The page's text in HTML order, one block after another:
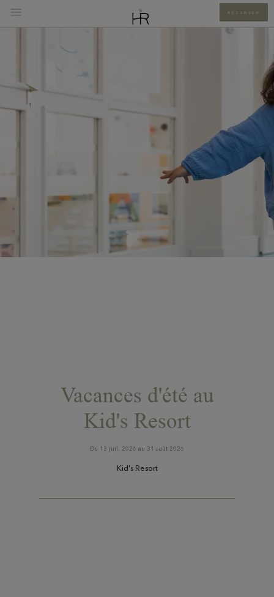
RÉSERVER
Vacances d'été au
Kid's Resort
Du 13 juil. 2026 au 31 août 2026
Kid's Resort